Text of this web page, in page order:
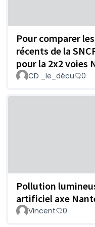
Pour comparer
récents de la
pour la 2x2 voies
CD _le_décu 0
Pollution
artificiel axe
Vincent 0